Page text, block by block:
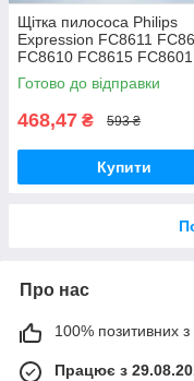
Щітка пилососа Philips
Expression FC8611
FC8610 FC8615 FC8601
FC8602 FC8604 FC8606
FC8612 FC8619
двохрежимна
Готово до відправки
468,47 ₴ 593 ₴
Купити
Про нас
100% позитивних з
Працює з